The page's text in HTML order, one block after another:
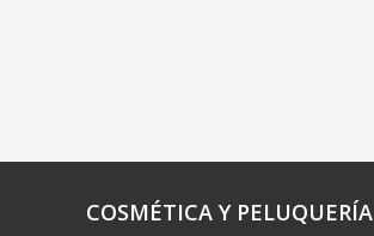
COSMÉTICA Y PELUQUERÍA